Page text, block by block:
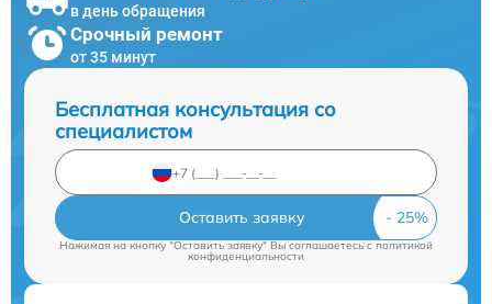
в день обращения
Срочный ремонт
от 35 минут
Бесплатная консультация со
специалистом
Оставить заявку
Нажимая на кнопку "Оставить заявку" Вы соглашаетесь c политикой
конфиденциальности